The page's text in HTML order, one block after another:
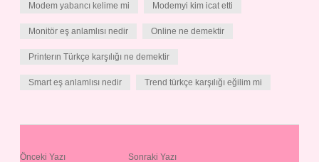
Modem yabancı kelime mi Modemyi kim icat etti
Monitör eş anlamlısı nedir Online ne demektir
Printerın Türkçe karşılığı ne demektir
Smart eş anlamlısı nedir Trend türkçe karşılığı eğilim mi
Önceki Yazı Sonraki Yazı